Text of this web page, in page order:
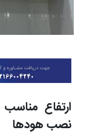
ارتفاع
نصب هودها